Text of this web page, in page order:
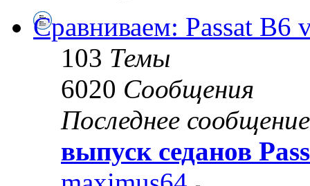
Сравниваем: Passat B6
103 Темы
6020 Сообщения
Последнее сообщение
выпуск седанов